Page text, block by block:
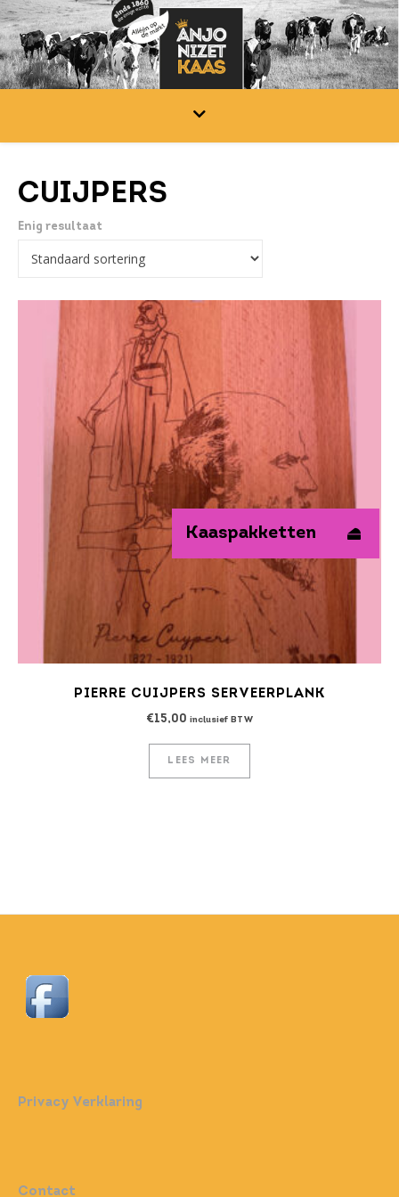
CUIJPERS
Enig resultaat
PIERRE CUIJPERS SERVEERPLANK
€15,00 inclusief BTW
LEES MEER
Privacy Verklaring
Contact